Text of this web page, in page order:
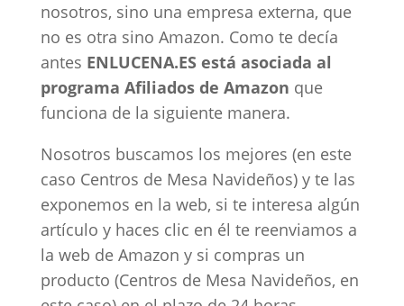
nosotros, sino una empresa externa, que
no es otra sino Amazon. Como te decía
antes ENLUCENA.ES está asociada al
programa Afiliados de Amazon que
funciona de la siguiente manera.
Nosotros buscamos los mejores (en este
caso Centros de Mesa Navideños) y te las
exponemos en la web, si te interesa algún
artículo y haces clic en él te reenviamos a
la web de Amazon y si compras un
producto (Centros de Mesa Navideños, en